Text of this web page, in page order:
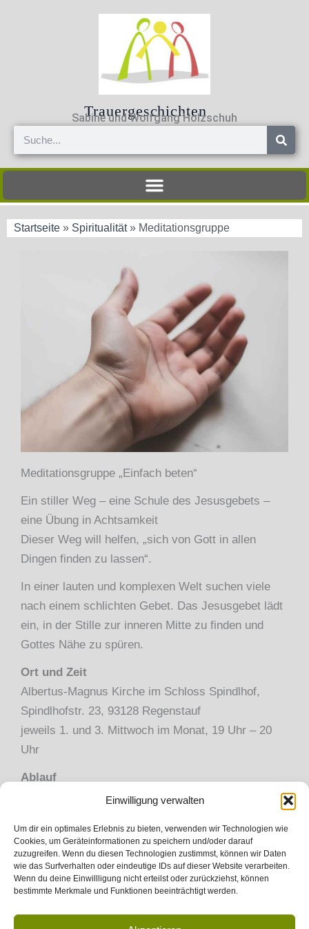
Einwilligung verwalten
Um dir ein optimales Erlebnis zu bieten, verwenden wir Technologien wie
Cookies, um Geräteinformationen zu speichern und/oder darauf
zuzugreifen. Wenn du diesen Technologien zustimmst, können wir Daten
wie das Surfverhalten oder eindeutige IDs auf dieser Website verarbeiten.
Wenn du deine Einwillligung nicht erteilst oder zurückziehst, können
bestimmte Merkmale und Funktionen beeinträchtigt werden.
Trauergeschichten
Sabine und Wolfgang Holzschuh
Startseite » Spiritualität» Meditationsgruppe
Meditationsgruppe „Einfach beten“
Ein stiller Weg – eine Schule des Jesusgebets –
eine Übung in Achtsamkeit
Dieser Weg will helfen, „sich von Gott in allen
Dingen finden zu lassen“.
In einer lauten und komplexen Welt suchen viele
nach einem schlichten Gebet. Das Jesusgebet lädt
ein, in der Stille zur inneren Mitte zu finden und
Gottes Nähe zu spüren.
Ort und Zeit
Albertus-Magnus Kirche im Schloss Spindlhof,
Spindlhofstr. 23, 93128 Regenstauf
jeweils 1. und 3. Mittwoch im Monat, 19 Uhr – 20
Uhr
Ablauf
25 Minuten stille Meditation
5 Minuten Gehmeditation oder Pause
25 Minuten stille Meditation
Alle Interessierten sind herzlich willkommen!